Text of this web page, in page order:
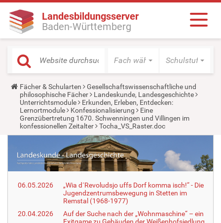
Landesbildungsserver
Baden-Württemberg
Fach wählen Schulstufe
Y
o
u
a
r
e
h
e
:
Fächer & Schularten
Gesellschaftswissenschaftliche und
philosophische Fächer
Landeskunde, Landesgeschichte
Unterrichtsmodule
Erkunden, Erleben, Entdecken:
Lernortmodule
Konfessionalisierung
Eine
Grenzübertretung 1670. Schwenningen und Villingen im
konfessionellen Zeitalter
Tocha_VS_Raster.doc
06.05.2026
„Wia d´Revoludsjo uffs Dorf komma isch!“ - Die
Jugendzentrumsbewegung in Stetten im
Remstal (1968-1977)
20.04.2026
Auf der Suche nach der „Wohnmaschine“ – ein